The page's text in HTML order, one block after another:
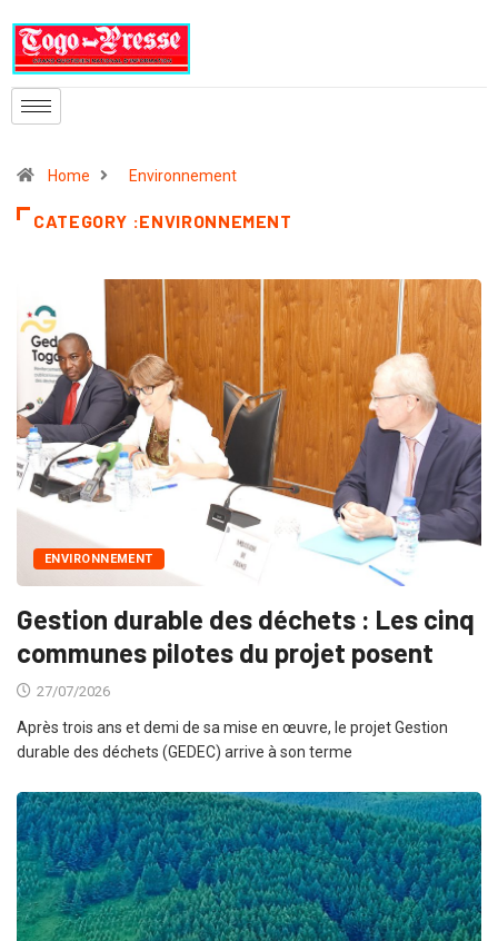
Home Environnement
CATEGORY :ENVIRONNEMENT
ENVIRONNEMENT
Gestion durable des déchets : Les cinq
communes pilotes du projet posent
27/07/2026
Après trois ans et demi de sa mise en œuvre, le projet Gestion
durable des déchets (GEDEC) arrive à son terme